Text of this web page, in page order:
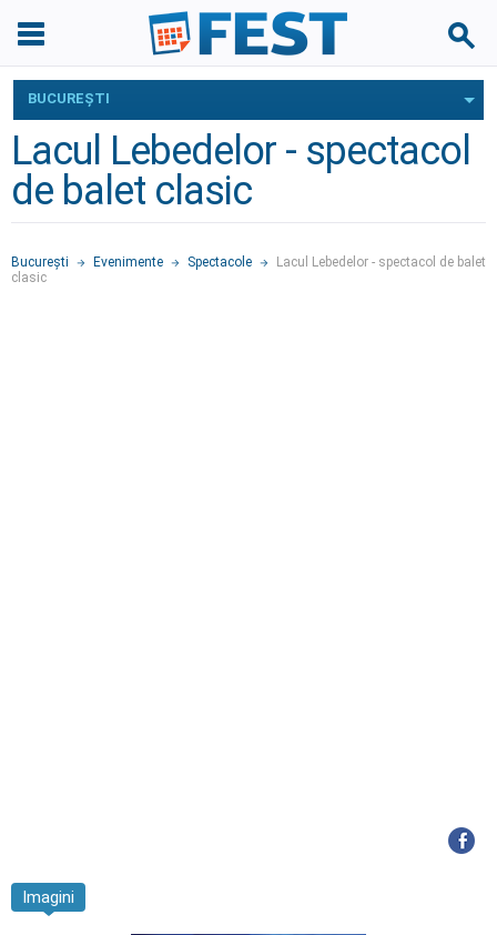
BUCUREŞTI
Lacul Lebedelor - spectacol
de balet clasic
Bucureşti Evenimente Spectacole
Lacul Lebedelor - spectacol de balet
clasic
Imagini